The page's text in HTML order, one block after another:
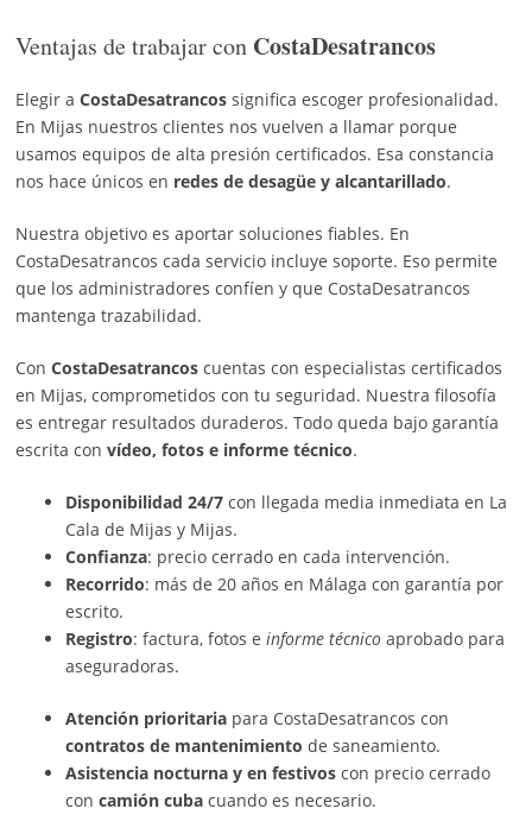
Ventajas de trabajar con CostaDesatrancos
Elegir a CostaDesatrancossignifica escoger profesionalidad.
En Mijas nuestros clientes nos vuelven a llamar porque
usamos equipos de alta presión certificados. Esa constancia
nos hace únicos en redes de desagüe y alcantarillado.
Nuestra objetivo es aportar soluciones fiables. En
CostaDesatrancos cada servicio incluye soporte. Eso permite
que los administradores confíen y que CostaDesatrancos
mantenga trazabilidad.
Con CostaDesatrancoscuentas con especialistas certificados
en Mijas, comprometidos con tu seguridad. Nuestra filosofía
es entregar resultados duraderos. Todo queda bajo garantía
escrita con vídeo, fotos e informe técnico.
Disponibilidad 24/7con llegada media inmediata en La
Cala de Mijas y Mijas.
Confianza: precio cerrado en cada intervención.
Recorrido: más de 20 años en Málaga con garantía por
escrito.
Registro: factura, fotos e informe técnicoaprobado para
aseguradoras.
Atención prioritariapara CostaDesatrancos con
contratos de mantenimiento de saneamiento.
Asistencia nocturna y en festivoscon precio cerrado
con camión cubacuando es necesario.